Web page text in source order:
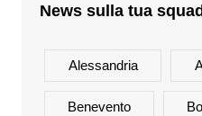
News sulla tua
Alessandria
Benevento